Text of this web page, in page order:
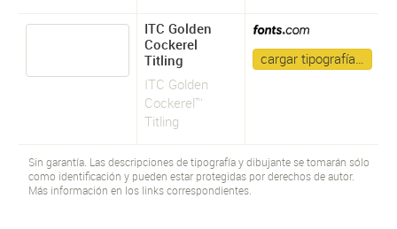
ITC Golden
Cockerel
Titling
ITC Golden
Cockerel™
Titling
cargar tipografía…
Sin garantía. Las descripciones de tipografía y dibujante se tomarán sólo
como identificación y pueden estar protegidas por derechos de autor.
Más información en los links correspondientes.